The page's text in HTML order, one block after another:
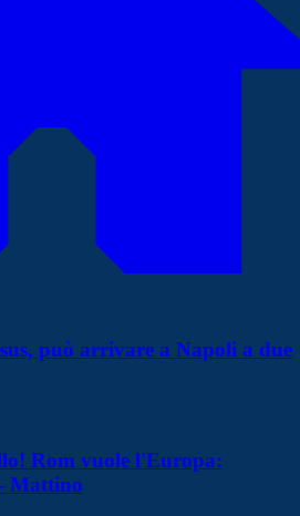
può arrivare a Napoli a due
Rom vuole l'Europa:
Mattino